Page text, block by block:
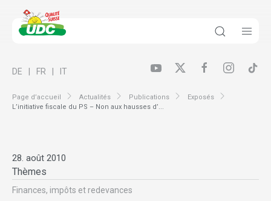
Page d’accueil Actualités Publications
Exposés
L’initiative fiscale du PS – Non aux hausses d’...
DE FR IT
28. août 2010
Thèmes
Finances, impôts et redevances